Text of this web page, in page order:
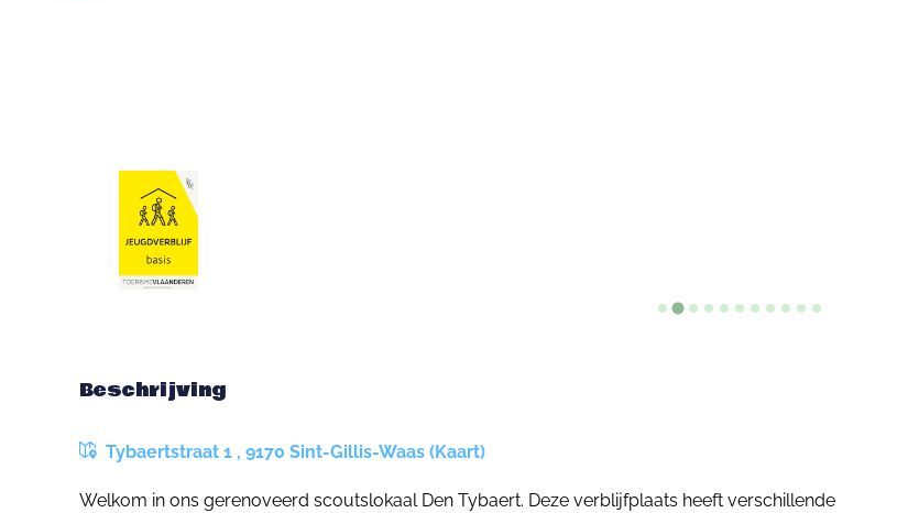
Beschrijving
Tybaertstraat 1 , 9170 Sint-Gillis-Waas (Kaart)
Welkom in ons gerenoveerd scoutslokaal Den Tybaert. Deze verblijfplaats heeft verschillende